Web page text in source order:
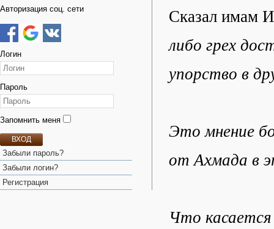
Авторизация соц. сети
Логин
Пароль
Запомнить меня
ВХОД
Забыли пароль?
Забыли логин?
Регистрация
Сказал имам
либо грех
упорство в
Это мнение
от Ахмада в
Что